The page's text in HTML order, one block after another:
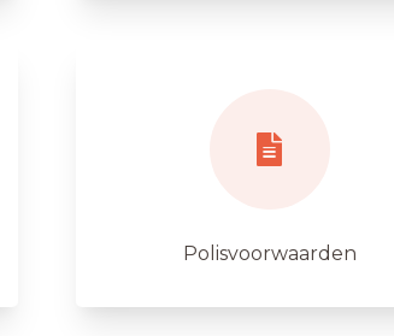
Polisvoorwaarden